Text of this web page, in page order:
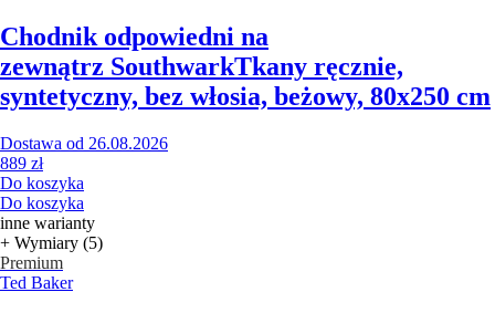
Chodnik odpowiedni na
zewnątrz SouthwarkTkany ręcznie,
syntetyczny, bez włosia, beżowy, 80x250 cm
Dostawa od 26.08.2026
889 zł
Do koszyka
Do koszyka
inne warianty
+ Wymiary (5)
Premium
Ted Baker